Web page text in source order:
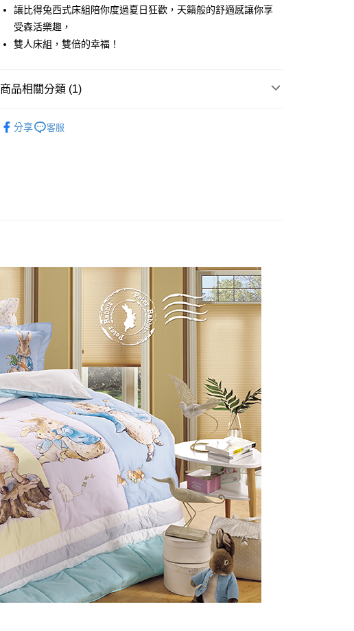
運送方式
新竹物流
讓比得兔西式床組陪你度過夏日狂歡，天籟般的舒適感讓你享
受森活樂趣，
雙人床組，雙倍的幸福！
商品相關分類 (1)
分享
客服